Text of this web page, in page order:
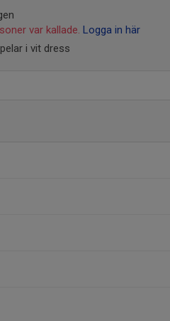
var kallade. Logga in här
i vit dress